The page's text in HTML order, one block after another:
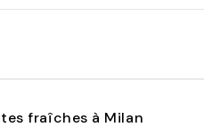
fraîches à Milan